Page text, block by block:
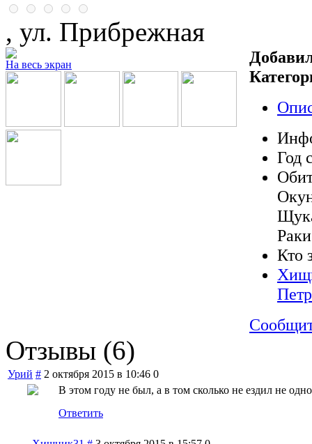
, ул. Прибрежная
На весь экран
Год
Раки
Кто
Отзывы (6)
Урий # 2 октября 2015 в 10:46 0
В этом году не был, а в том сколько не ездил не
Ответить